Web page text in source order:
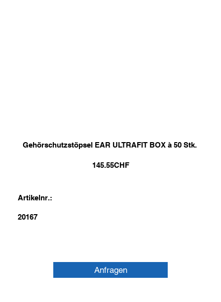
Gehörschutzstöpsel EAR ULTRAFIT BOX à 50 Stk.
145.55CHF
Artikelnr.:
20167
Anfragen